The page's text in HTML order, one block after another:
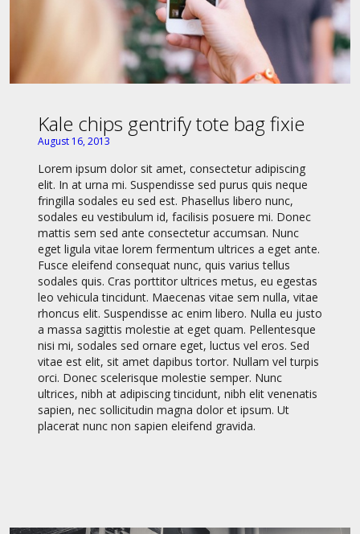
Kale chips gentrify tote bag fixie
August 16, 2013
Lorem ipsum dolor sit amet, consectetur adipiscing
elit. In at urna mi. Suspendisse sed purus quis neque
fringilla sodales eu sed est. Phasellus libero nunc,
sodales eu vestibulum id, facilisis posuere mi. Donec
mattis sem sed ante consectetur accumsan. Nunc
eget ligula vitae lorem fermentum ultrices a eget ante.
Fusce eleifend consequat nunc, quis varius tellus
sodales quis. Cras porttitor ultrices metus, eu egestas
leo vehicula tincidunt. Maecenas vitae sem nulla, vitae
rhoncus elit. Suspendisse ac enim libero. Nulla eu justo
a massa sagittis molestie at eget quam. Pellentesque
nisi mi, sodales sed ornare eget, luctus vel eros. Sed
vitae est elit, sit amet dapibus tortor. Nullam vel turpis
orci. Donec scelerisque molestie semper. Nunc
ultrices, nibh at adipiscing tincidunt, nibh elit venenatis
sapien, nec sollicitudin magna dolor et ipsum. Ut
placerat nunc non sapien eleifend gravida.